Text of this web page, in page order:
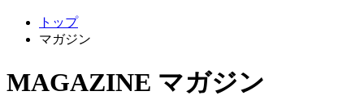
トップ
マガジン
MAGAZINE マガジン